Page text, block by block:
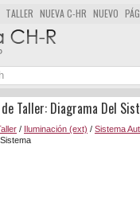
TALLER NUEVA C-HR NUEVO
Taller: Diagrama Del
/ Iluminación (ext) / Sistema